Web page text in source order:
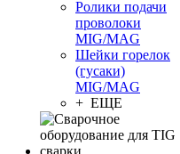
Ролики подачи
проволоки
MIG/MAG
Шейки горелок
(гусаки)
MIG/MAG
+ ЕЩЕ